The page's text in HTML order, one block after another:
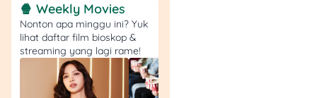
🍿 Weekly Movies
Nonton apa minggu ini? Yuk
lihat daftar film bioskop &
streaming yang lagi rame!